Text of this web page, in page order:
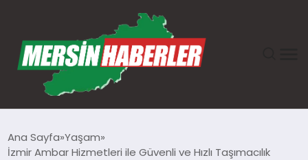
Ana Sayfa Yaşam
İzmir Ambar Hizmetleri ile Güvenli ve Hızlı Taşımacılık